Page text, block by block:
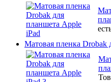
Матовая пленка Drobak